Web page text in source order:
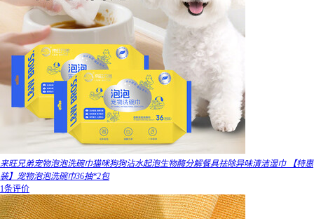
来旺兄弟宠物泡泡洗碗巾猫咪狗狗沾水起泡生物酶分解餐具祛除异味清洁湿巾 【特惠
装】宠物泡泡洗碗巾36抽*2包
1条评价